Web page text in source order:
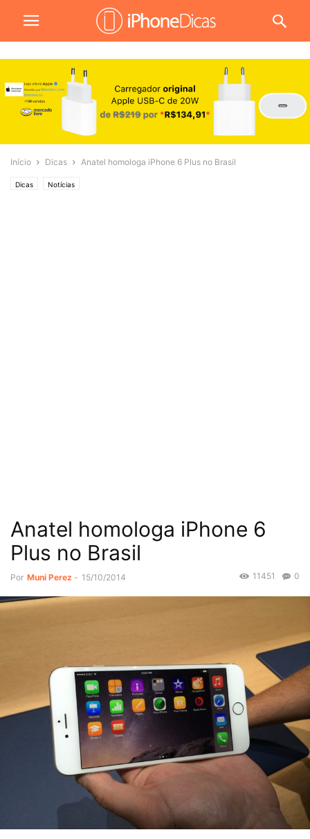
Início Dicas Anatel homologa iPhone 6 Plus no Brasil
Dicas Notícias
Anatel homologa iPhone 6
Plus no Brasil
Por Muni Perez - 15/10/2014 0
11451